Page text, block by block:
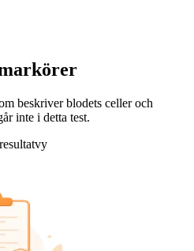
beskriver blodets celler och
inte i detta test.